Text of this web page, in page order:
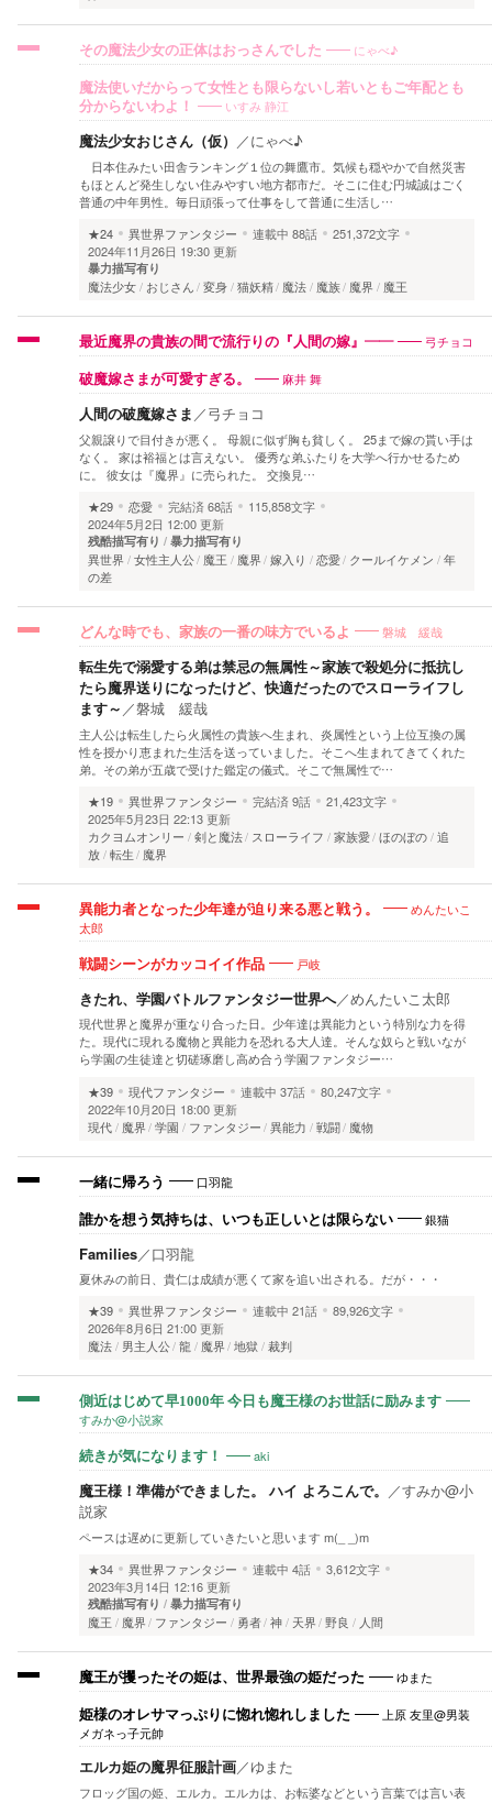
その魔法少女の正体はおっさんでした にゃべ♪
魔法使いだからって女性とも限らないし若いともご年配とも
分からないわよ！
いすみ 静江
魔法少女おじさん（仮） ／にゃべ♪
日本住みたい田舎ランキング１位の舞鷹市。気候も穏やかで自然災害
もほとんど発生しない住みやすい地方都市だ。そこに住む円城誠はごく
普通の中年男性。毎日頑張って仕事をして普通に生活し…
★24
異世界ファンタジー 連載中 88話
251,372文字
2024年11月26日 19:30 更新
暴力描写有り
魔法少女 おじさん 変身 猫妖精 魔法 魔族 魔界 魔王
最近魔界の貴族の間で流行りの『人間の嫁』―― 弓チョコ
破魔嫁さまが可愛すぎる。 麻井 舞
人間の破魔嫁さま ／弓チョコ
父親譲りで目付きが悪く。 母親に似ず胸も貧しく。 25まで嫁の貰い手は
なく。 家は裕福とは言えない。 優秀な弟ふたりを大学へ行かせるため
に。 彼女は『魔界』に売られた。 交換見…
★29
恋愛 完結済68話
115,858文字
2024年5月2日 12:00 更新
残酷描写有り 暴力描写有り
異世界 女性主人公 魔王 魔界 嫁入り 恋愛 クールイケメン
年
の差
どんな時でも、家族の一番の味方でいるよ 磐城 緩哉
転生先で溺愛する弟は禁忌の無属性～家族で殺処分に抵抗し
たら魔界送りになったけど、快適だったのでスローライフし
ます～ ／磐城 緩哉
主人公は転生したら火属性の貴族へ生まれ、炎属性という上位互換の属
性を授かり恵まれた生活を送っていました。そこへ生まれてきてくれた
弟。その弟が五歳で受けた鑑定の儀式。そこで無属性で…
★19
異世界ファンタジー 完結済9話
21,423文字
2025年5月23日 22:13 更新
カクヨムオンリー
剣と魔法 スローライフ 家族愛 ほのぼの 追
放 転生 魔界
異能力者となった少年達が迫り来る悪と戦う。
めんたいこ
太郎
戦闘シーンがカッコイイ作品 戸岐
きたれ、学園バトルファンタジー世界へ／めんたいこ太郎
現代世界と魔界が重なり合った日。少年達は異能力という特別な力を得
た。現代に現れる魔物と異能力を恐れる大人達。そんな奴らと戦いなが
ら学園の生徒達と切磋琢磨し高め合う学園ファンタジー…
★39
現代ファンタジー 連載中 37話
80,247文字
2022年10月20日 18:00 更新
現代
魔界 学園 ファンタジー 異能力 戦闘 魔物
一緒に帰ろう 口羽龍
誰かを想う気持ちは、いつも正しいとは限らない 銀猫
Families／口羽龍
夏休みの前日、貴仁は成績が悪くて家を追い出される。だが・・・
★39
異世界ファンタジー 連載中 21話
89,926文字
2026年8月6日 21:00 更新
魔法
男主人公 龍 魔界 地獄 裁判
側近はじめて早1000年 今日も魔王様のお世話に励みます
すみか@小説家
続きが気になります！ aki
魔王様！準備ができました。 ハイ よろこんで。 ／すみか@小
説家
ペースは遅めに更新していきたいと思います m(_ _)m
★34
異世界ファンタジー 連載中 4話
3,612文字
2023年3月14日 12:16 更新
残酷描写有り 暴力描写有り
魔王 魔界 ファンタジー 勇者 神 天界 野良 人間
魔王が攫ったその姫は、世界最強の姫だった ゆまた
姫様のオレサマっぷりに惚れ惚れしました
上原 友里@男装
メガネっ子元帥
エルカ姫の魔界征服計画／ゆまた
フロッグ国の姫、エルカ。エルカは、お転婆などという言葉では言い表